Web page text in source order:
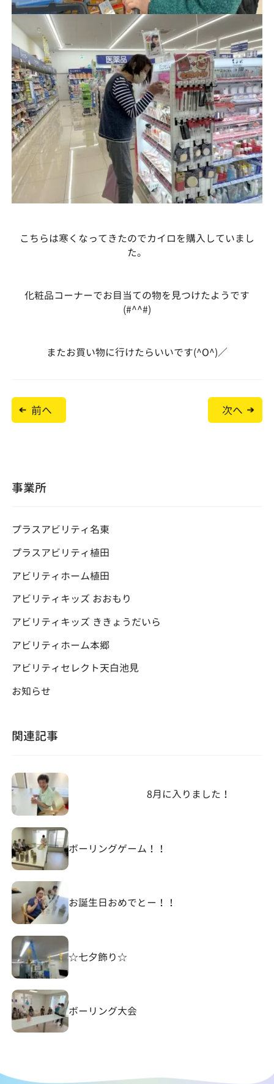
こちらは寒くなってきたのでカイロを購入していまし
た。
化粧品コーナーでお目当ての物を見つけたようです
(#^^#)
またお買い物に行けたらいいです(^O^)／
投
ナ
ン
前へ 次へ
事業所
プラスアビリティ名東
プラスアビリティ植田
アビリティホーム植田
アビリティキッズ おおもり
アビリティキッズ ききょうだいら
アビリティホーム本郷
アビリティセレクト天白池見
お知らせ
関連記事
8月に入りました！
ボーリングゲーム！！
お誕生日おめでとー！！
☆七夕飾り☆
ボーリング大会